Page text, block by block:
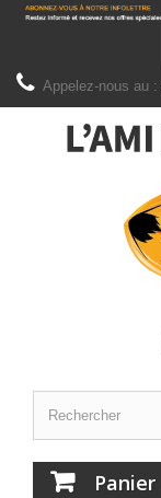
Appelez-nous au :
Panier